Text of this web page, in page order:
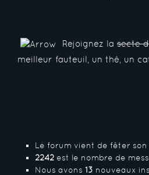
Rejoignez la secte
meilleur fauteuil, un thé, un
Le forum vient de fêter son
2242 est le nombre de
Nous avons 13 nouveaux